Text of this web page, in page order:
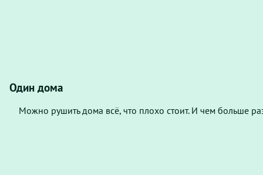
Один дома
Можно рушить дома всё, что плохо стоит. И чем больше